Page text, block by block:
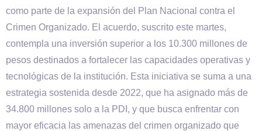
como parte de la expansión del Plan Nacional contra el
Crimen Organizado. El acuerdo, suscrito este martes,
contempla una inversión superior a los 10.300 millones de
pesos destinados a fortalecer las capacidades operativas y
tecnológicas de la institución. Esta iniciativa se suma a una
estrategia sostenida desde 2022, que ha asignado más de
34.800 millones solo a la PDI, y que busca enfrentar con
mayor eficacia las amenazas del crimen organizado que